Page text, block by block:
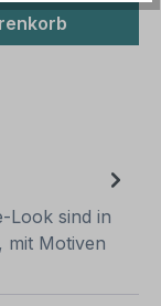
Look sind in
mit Motiven